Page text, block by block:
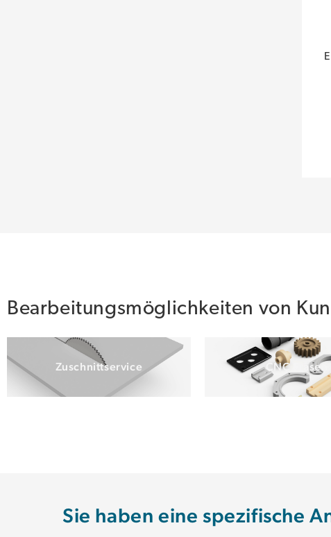
Bearbeitungsmöglichkeiten von
Zuschnittservice CNC Fräsen
Sie haben eine spezifische